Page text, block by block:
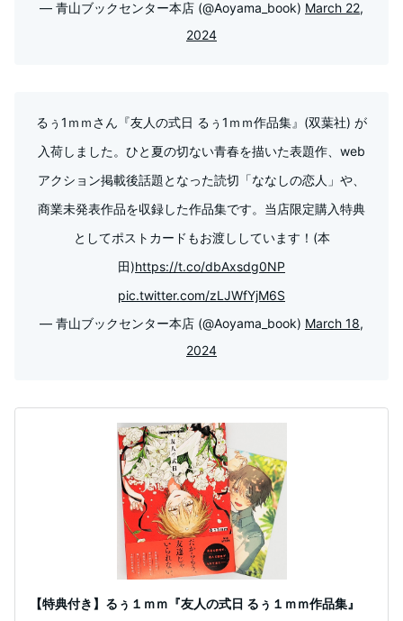
— 青山ブックセンター本店 (@Aoyama_book) March 22,
2024
るぅ1ｍｍさん『友人の式日 るぅ1ｍｍ作品集』(双葉社) が
入荷しました。ひと夏の切ない青春を描いた表題作、web
アクション掲載後話題となった読切「ななしの恋人」や、
商業未発表作品を収録した作品集です。当店限定購入特典
としてポストカードもお渡ししています！(本
田)https://t.co/dbAxsdg0NP
pic.twitter.com/zLJWfYjM6S
— 青山ブックセンター本店 (@Aoyama_book) March 18,
2024
【特典付き】るぅ１ｍｍ『友人の式日 るぅ１ｍｍ作品集』